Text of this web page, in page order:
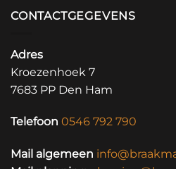
CONTACTGEGEVENS
Adres
Kroezenhoek 7
7683 PP Den Ham
Telefoon 0546 792 790
Mail algemeen